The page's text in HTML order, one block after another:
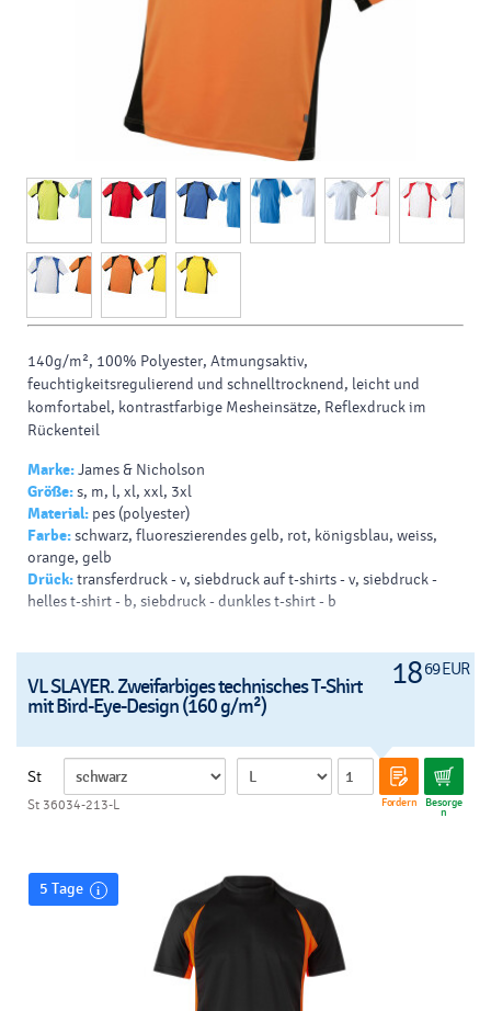
140g/m², 100% Polyester, Atmungsaktiv,
feuchtigkeitsregulierend und schnelltrocknend, leicht und
komfortabel, kontrastfarbige Mesheinsätze, Reflexdruck im
Rückenteil
Marke:James & Nicholson
Größe:s, m, l, xl, xxl, 3xl
Material: pes (polyester)
Farbe:schwarz, fluoreszierendes gelb, rot, königsblau, weiss,
orange, gelb
Drück:transferdruck - v, siebdruck auf t-shirts - v, siebdruck -
helles t-shirt - b, siebdruck - dunkles t-shirt - b
1869 EUR
VL SLAYER. Zweifarbiges technisches T-Shirt
mit Bird-Eye-Design (160 g/m²)
St
Fordern Besorge
n
St 36034-213-L
5 Tage